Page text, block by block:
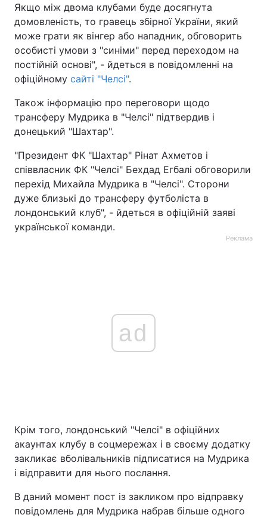
Якщо між двома клубами буде досягнута
домовленість, то гравець збірної України, який
може грати як вінгер або нападник, обговорить
особисті умови з "синіми" перед переходом на
постійній основі", - йдеться в повідомленні на
офіційному сайті "Челсі".
Також інформацію про переговори щодо
трансферу Мудрика в "Челсі" підтвердив і
донецький "Шахтар".
"Президент ФК "Шахтар" Рінат Ахметов і
співвласник ФК "Челсі" Бехдад Егбалі обговорили
перехід Михайла Мудрика в "Челсі". Сторони
дуже близькі до трансферу футболіста в
лондонський клуб", - йдеться в офіційній заяві
української команди.
Реклама
ad
Крім того, лондонський "Челсі" в офіційних
акаунтах клубу в соцмережах і в своєму додатку
закликає вболівальників підписатися на Мудрика
і відправити для нього послання.
В даний момент пост із закликом про відправку
повідомлень для Мудрика набрав більше одного